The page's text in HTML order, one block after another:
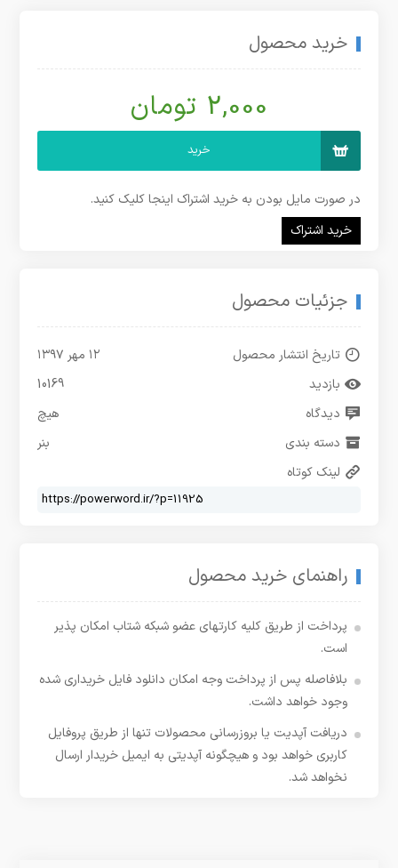
خرید محصول
2,000 تومان
خرید
در صورت مایل بودن به خرید اشتراک اینجا کلیک کنید.
خرید اشتراک
جزئیات محصول
تاریخ انتشار محصول
۱۲ مهر ۱۳۹۷
بازدید
10169
دیدگاه
هیچ
دسته بندی
بنر
لینک کوتاه
راهنمای خرید محصول
پرداخت از طریق کلیه کارتهای عضو شبکه شتاب امکان پذیر
است.
بلافاصله پس از پرداخت وجه امکان دانلود فایل خریداری شده
وجود خواهد داشت.
دریافت آپدیت یا بروزرسانی محصولات تنها از طریق پروفایل
کاربری خواهد بود و هیچگونه آپدیتی به ایمیل خریدار ارسال
نخواهد شد.